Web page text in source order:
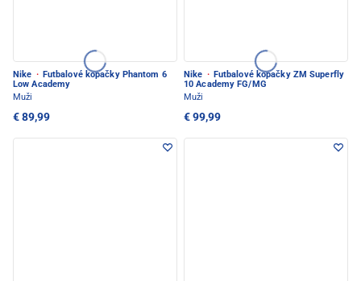
Nike · Futbalové kopačky Phantom 6
Low Academy
Muži
€ 89,99
Nike · Futbalové kopačky ZM Superfly
10 Academy FG/MG
Muži
€ 99,99